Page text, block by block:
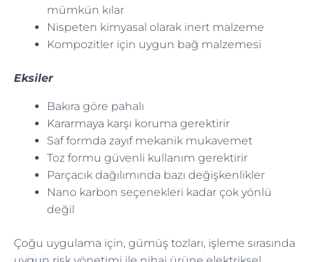
mümkün kılar
Nispeten kimyasal olarak inert malzeme
Kompozitler için uygun bağ malzemesi
Eksiler
Bakıra göre pahalı
Kararmaya karşı koruma gerektirir
Saf formda zayıf mekanik mukavemet
Toz formu güvenli kullanım gerektirir
Parçacık dağılımında bazı değişkenlikler
Nano karbon seçenekleri kadar çok yönlü
değil
Çoğu uygulama için, gümüş tozları, işleme sırasında